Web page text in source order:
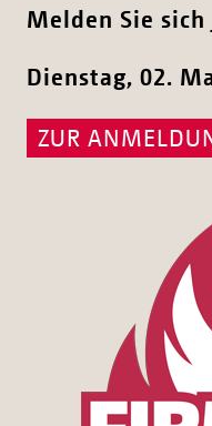
Melden Sie
Dienstag, 02.
ZUR